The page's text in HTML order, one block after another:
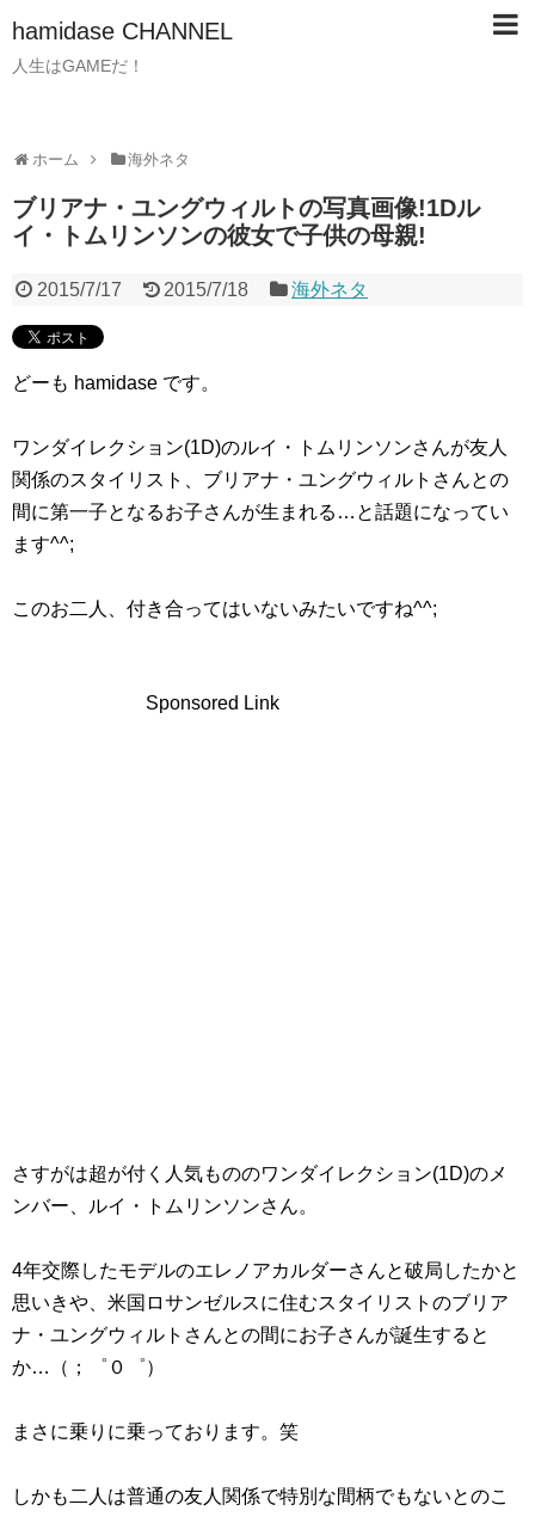
hamidase CHANNEL
人生はGAMEだ！
ホーム 海外ネタ
ブリアナ・ユングウィルトの写真画像!1Dル
イ・トムリンソンの彼女で子供の母親!
2015/7/17 2015/7/18 海外ネタ
どーも hamidase です。
ワンダイレクション(1D)のルイ・トムリンソンさんが友人
関係のスタイリスト、ブリアナ・ユングウィルトさんとの
間に第一子となるお子さんが生まれる…と話題になってい
ます^^;
このお二人、付き合ってはいないみたいですね^^;
Sponsored Link
さすがは超が付く人気もののワンダイレクション(1D)のメ
ンバー、ルイ・トムリンソンさん。
4年交際したモデルのエレノアカルダーさんと破局したかと
思いきや、米国ロサンゼルスに住むスタイリストのブリア
ナ・ユングウィルトさんとの間にお子さんが誕生すると
か…（；゜０゜）
まさに乗りに乗っております。笑
しかも二人は普通の友人関係で特別な間柄でもないとのこ